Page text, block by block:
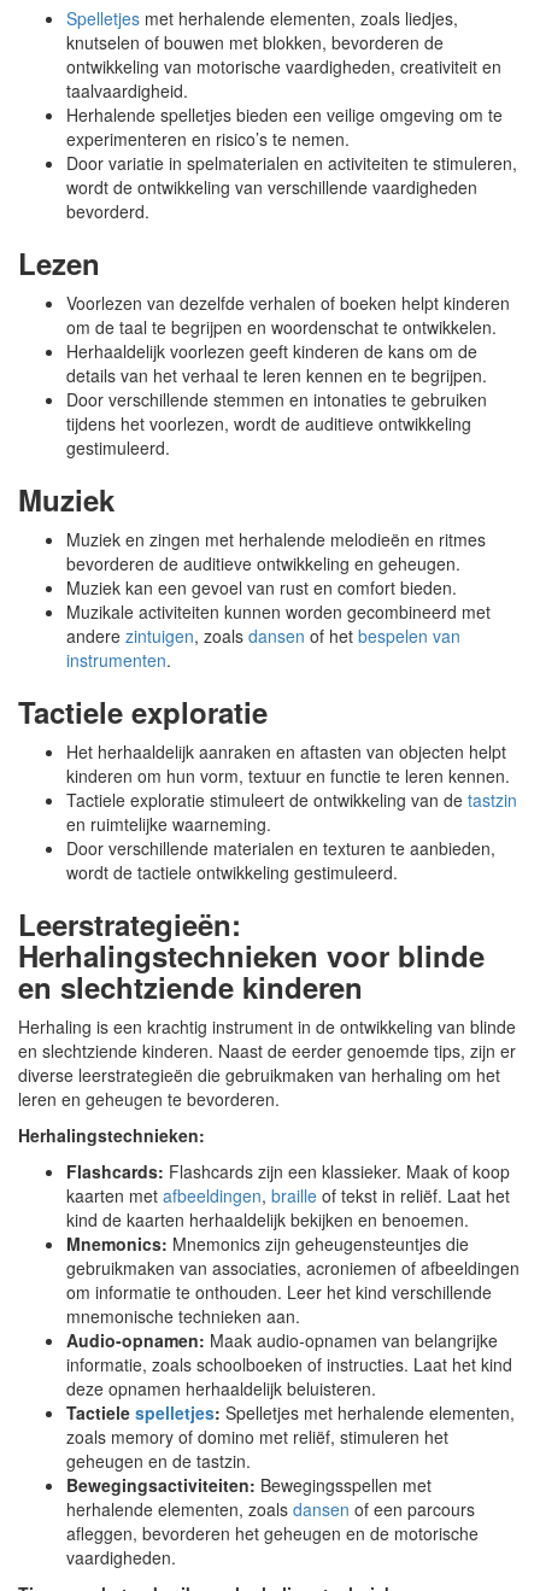
Spelletjes met herhalende elementen, zoals liedjes,
knutselen of bouwen met blokken, bevorderen de
ontwikkeling van motorische vaardigheden, creativiteit en
taalvaardigheid.
Herhalende spelletjes bieden een veilige omgeving om te
experimenteren en risico’s te nemen.
Door variatie in spelmaterialen en activiteiten te stimuleren,
wordt de ontwikkeling van verschillende vaardigheden
bevorderd.
Lezen
Voorlezen van dezelfde verhalen of boeken helpt kinderen
om de taal te begrijpen en woordenschat te ontwikkelen.
Herhaaldelijk voorlezen geeft kinderen de kans om de
details van het verhaal te leren kennen en te begrijpen.
Door verschillende stemmen en intonaties te gebruiken
tijdens het voorlezen, wordt de auditieve ontwikkeling
gestimuleerd.
Muziek
Muziek en zingen met herhalende melodieën en ritmes
bevorderen de auditieve ontwikkeling en geheugen.
Muziek kan een gevoel van rust en comfort bieden.
Muzikale activiteiten kunnen worden gecombineerd met
andere zintuigen, zoals dansen of het bespelen van
instrumenten.
Tactiele exploratie
Het herhaaldelijk aanraken en aftasten van objecten helpt
kinderen om hun vorm, textuur en functie te leren kennen.
Tactiele exploratie stimuleert de ontwikkeling van de tastzin
en ruimtelijke waarneming.
Door verschillende materialen en texturen te aanbieden,
wordt de tactiele ontwikkeling gestimuleerd.
Leerstrategieën:
Herhalingstechnieken voor blinde
en slechtziende kinderen
Herhaling is een krachtig instrument in de ontwikkeling van blinde
en slechtziende kinderen. Naast de eerder genoemde tips, zijn er
diverse leerstrategieën die gebruikmaken van herhaling om het
leren en geheugen te bevorderen.
Herhalingstechnieken:
Flashcards: Flashcards zijn een klassieker. Maak of koop
kaarten met afbeeldingen, braille of tekst in reliëf. Laat het
kind de kaarten herhaaldelijk bekijken en benoemen.
Mnemonics: Mnemonics zijn geheugensteuntjes die
gebruikmaken van associaties, acroniemen of afbeeldingen
om informatie te onthouden. Leer het kind verschillende
mnemonische technieken aan.
Audio-opnamen: Maak audio-opnamen van belangrijke
informatie, zoals schoolboeken of instructies. Laat het kind
deze opnamen herhaaldelijk beluisteren.
Tactiele spelletjes: Spelletjes met herhalende elementen,
zoals memory of domino met reliëf, stimuleren het
geheugen en de tastzin.
Bewegingsactiviteiten: Bewegingsspellen met
herhalende elementen, zoals dansen of een parcours
afleggen, bevorderen het geheugen en de motorische
vaardigheden.